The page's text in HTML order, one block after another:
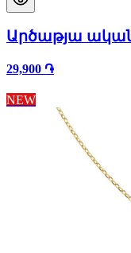
Արծաթյա
29,900 ֏
NEW